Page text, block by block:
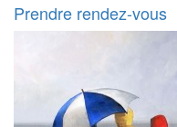
Prendre rendez-vous